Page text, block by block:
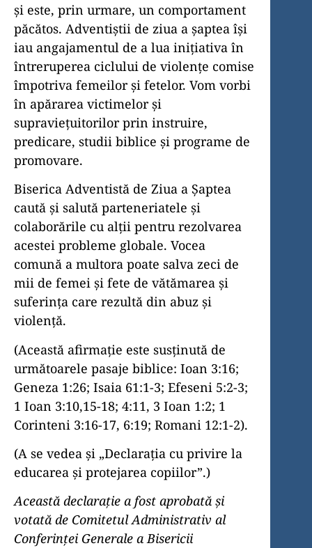
şi este, prin urmare, un comportament
păcătos. Adventiştii de ziua a şaptea își
iau angajamentul de a lua inițiativa în
întreruperea ciclului de violenţe comise
împotriva femeilor şi fetelor. Vom vorbi
în apărarea victimelor şi
supravieţuitorilor prin instruire,
predicare, studii biblice şi programe de
promovare.
Biserica Adventistă de Ziua a Şaptea
caută şi salută parteneriatele şi
colaborările cu alții pentru rezolvarea
acestei probleme globale. Vocea
comună a multora poate salva zeci de
mii de femei şi fete de vătămarea şi
suferinţa care rezultă din abuz şi
violenţă.
(Această afirmaţie este susţinută de
următoarele pasaje biblice: Ioan 3:16;
Geneza 1:26; Isaia 61:1-3; Efeseni 5:2-3;
1 Ioan 3:10,15-18; 4:11, 3 Ioan 1:2; 1
Corinteni 3:16-17, 6:19; Romani 12:1-2).
(A se vedea și „Declaraţia cu privire la
educarea şi protejarea copiilor”.)
Această declaraţie a fost aprobată şi
votată de Comitetul Administrativ al
Conferinţei Generale a Bisericii